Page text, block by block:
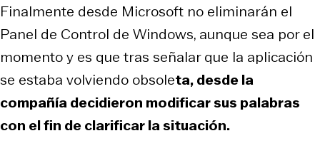
Finalmente desde Microsoft no eliminarán el
Panel de Control de Windows, aunque sea por el
momento y es que tras señalar que la aplicación
se estaba volviendo obsoleta, desde la
compañía decidieron modificar sus palabras
con el fin de clarificar la situación.